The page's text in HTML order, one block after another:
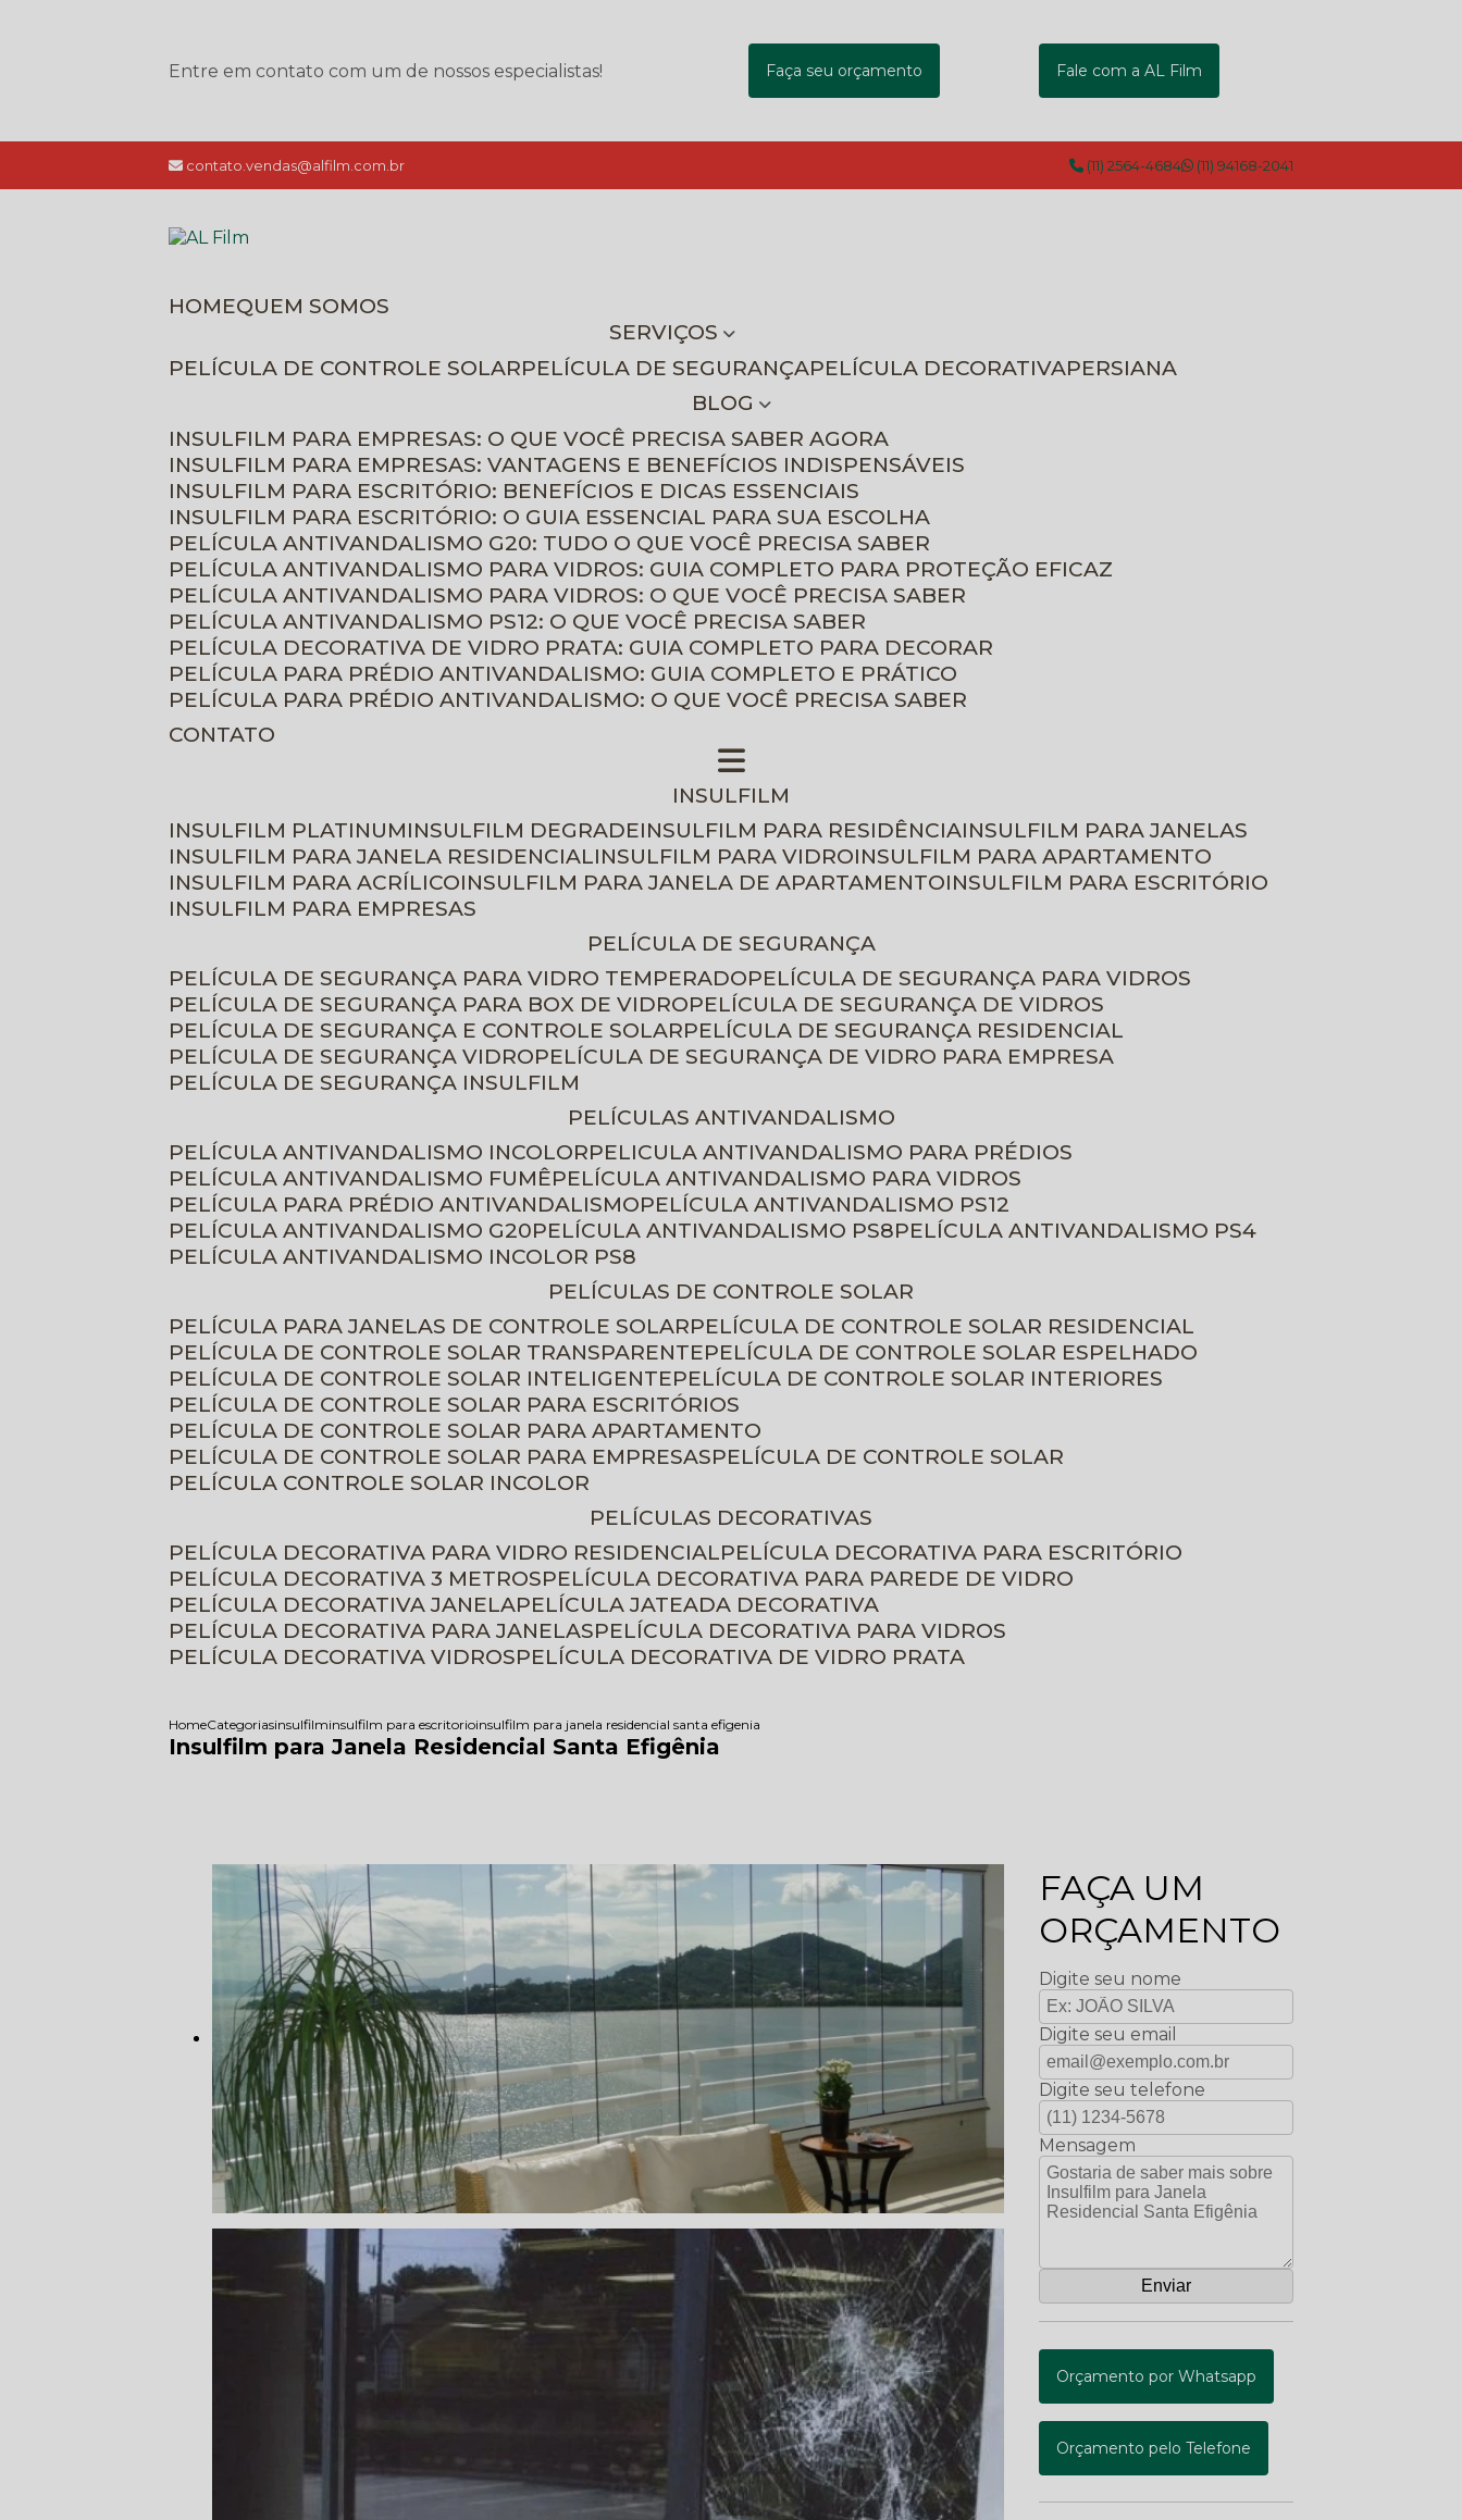
Entre em contato com um de nossos especialistas! Faça seu orçamento Fale com a AL Film
contato.vendas@alfilm.com.br (11) 2564-4684 (11) 94168-2041
HOME
QUEM SOMOS
SERVIÇOS
PELÍCULA DE CONTROLE SOLAR
PELÍCULA DE SEGURANÇA PELÍCULA DECORATIVA
PERSIANA
BLOG
INSULFILM PARA EMPRESAS: O QUE VOCÊ PRECISA SABER AGORA
INSULFILM PARA EMPRESAS: VANTAGENS E BENEFÍCIOS INDISPENSÁVEIS
INSULFILM PARA ESCRITÓRIO: BENEFÍCIOS E DICAS ESSENCIAIS
INSULFILM PARA ESCRITÓRIO: O GUIA ESSENCIAL PARA SUA ESCOLHA
PELÍCULA ANTIVANDALISMO G20: TUDO O QUE VOCÊ PRECISA SABER
PELÍCULA ANTIVANDALISMO PARA VIDROS: GUIA COMPLETO PARA PROTEÇÃO EFICAZ
PELÍCULA ANTIVANDALISMO PARA VIDROS: O QUE VOCÊ PRECISA SABER
PELÍCULA ANTIVANDALISMO PS12: O QUE VOCÊ PRECISA SABER
PELÍCULA DECORATIVA DE VIDRO PRATA: GUIA COMPLETO PARA DECORAR
PELÍCULA PARA PRÉDIO ANTIVANDALISMO: GUIA COMPLETO E PRÁTICO
PELÍCULA PARA PRÉDIO ANTIVANDALISMO: O QUE VOCÊ PRECISA SABER
CONTATO
INSULFILM
INSULFILM PLATINUM INSULFILM DEGRADE INSULFILM PARA RESIDÊNCIA INSULFILM PARA JANELAS
INSULFILM PARA JANELA RESIDENCIAL INSULFILM PARA VIDRO INSULFILM PARA APARTAMENTO
INSULFILM PARA ACRÍLICO INSULFILM PARA JANELA DE APARTAMENTO INSULFILM PARA ESCRITÓRIO
INSULFILM PARA EMPRESAS
PELÍCULA DE SEGURANÇA
PELÍCULA DE SEGURANÇA PARA VIDRO TEMPERADO
PELÍCULA DE SEGURANÇA PARA VIDROS
PELÍCULA DE SEGURANÇA PARA BOX DE VIDRO
PELÍCULA DE SEGURANÇA DE VIDROS
PELÍCULA DE SEGURANÇA E CONTROLE SOLAR
PELÍCULA DE SEGURANÇA RESIDENCIAL
PELÍCULA DE SEGURANÇA VIDRO
PELÍCULA DE SEGURANÇA DE VIDRO PARA EMPRESA
PELÍCULA DE SEGURANÇA INSULFILM
PELÍCULAS ANTIVANDALISMO
PELÍCULA ANTIVANDALISMO INCOLOR
PELICULA ANTIVANDALISMO PARA PRÉDIOS
PELÍCULA ANTIVANDALISMO FUMÊ
PELÍCULA ANTIVANDALISMO PARA VIDROS
PELÍCULA PARA PRÉDIO ANTIVANDALISMO
PELÍCULA ANTIVANDALISMO PS12
PELÍCULA ANTIVANDALISMO G20
PELÍCULA ANTIVANDALISMO PS8
PELÍCULA ANTIVANDALISMO PS4
PELÍCULA ANTIVANDALISMO INCOLOR PS8
PELÍCULAS DE CONTROLE SOLAR
PELÍCULA PARA JANELAS DE CONTROLE SOLAR
PELÍCULA DE CONTROLE SOLAR RESIDENCIAL
PELÍCULA DE CONTROLE SOLAR TRANSPARENTE
PELÍCULA DE CONTROLE SOLAR ESPELHADO
PELÍCULA DE CONTROLE SOLAR INTELIGENTE
PELÍCULA DE CONTROLE SOLAR INTERIORES
PELÍCULA DE CONTROLE SOLAR PARA ESCRITÓRIOS
PELÍCULA DE CONTROLE SOLAR PARA APARTAMENTO
PELÍCULA DE CONTROLE SOLAR PARA EMPRESAS
PELÍCULA DE CONTROLE SOLAR
PELÍCULA CONTROLE SOLAR INCOLOR
PELÍCULAS DECORATIVAS
PELÍCULA DECORATIVA PARA VIDRO RESIDENCIAL
PELÍCULA DECORATIVA PARA ESCRITÓRIO
PELÍCULA DECORATIVA 3 METROS
PELÍCULA DECORATIVA PARA PAREDE DE VIDRO
PELÍCULA DECORATIVA JANELA
PELÍCULA JATEADA DECORATIVA
PELÍCULA DECORATIVA PARA JANELAS
PELÍCULA DECORATIVA PARA VIDROS
PELÍCULA DECORATIVA VIDROS
PELÍCULA DECORATIVA DE VIDRO PRATA
HomeCategoriasinsulfilminsulfilm para escritorioinsulfilm para janela residencial santa efigenia
Insulfilm para Janela Residencial Santa Efigênia
FAÇA UM
ORÇAMENTO
Digite seu nome
Digite seu email
Digite seu telefone
Mensagem
Orçamento por Whatsapp
Orçamento pelo Telefone